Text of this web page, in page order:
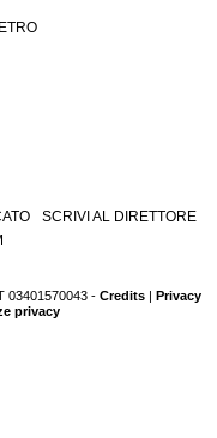
SCRIVI AL DIRETTORE
03401570043 - Credits | Privacy
privacy